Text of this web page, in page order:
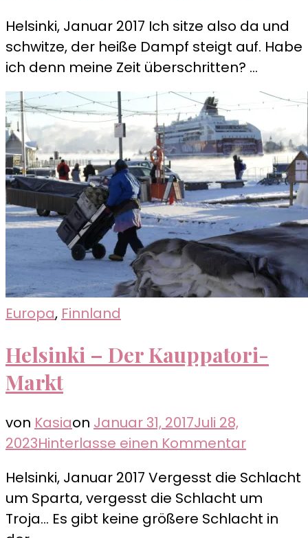
much
enjoyed
sauna…
Helsinki, Januar 2017 Ich sitze also da und
schwitze, der heiße Dampf steigt auf. Habe
ich denn meine Zeit überschritten? …
Europa, Finnland
Helsinki – Der Kauppatori-
Markt
von Kasiaon Januar 31, 2017Juli 28,
2023Hinterlasse einen Kommentarzu
–
Der
Helsinki, Januar 2017 Vergesst die Schlacht
um Sparta, vergesst die Schlacht um
Troja… Es gibt keine größere Schlacht in